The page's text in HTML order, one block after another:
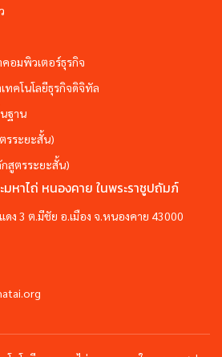
อมพิวเตอร์ธุรกิจ
ทคโนโลยีธุรกิจดิจิทัล
ฐาน
รระยะสั้น)
สูตรระยะสั้น)
หาไถ่ หนองคาย ในพระราชูปถัมภ์
ง 3 ต.มีชัย อ.เมือง จ.หนองคาย 43000